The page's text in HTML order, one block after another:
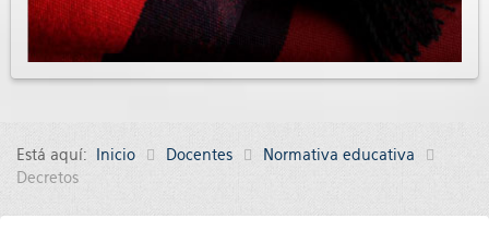
Está aquí: Inicio Docentes
Normativa educativa
Decretos